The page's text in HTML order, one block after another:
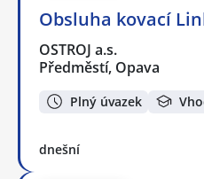
Obsluha kovací
OSTROJ a.s.
Předměstí, Opava
Plný úvazek
dnešní